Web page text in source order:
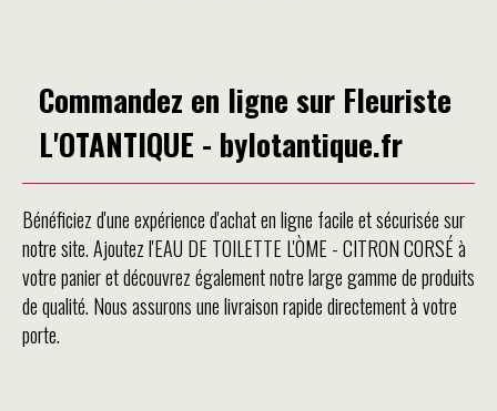
Commandez en ligne sur Fleuriste
L'OTANTIQUE - bylotantique.fr
Bénéficiez d'une expérience d'achat en ligne facile et sécurisée sur
notre site. Ajoutez l'EAU DE TOILETTE L'ÒME - CITRON CORSÉ à
votre panier et découvrez également notre large gamme de produits
de qualité. Nous assurons une livraison rapide directement à votre
porte.